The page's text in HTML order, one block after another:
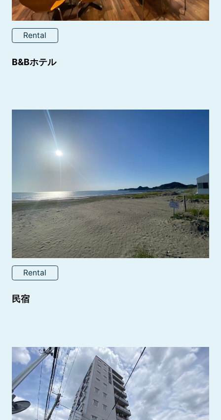
Rental
B&Bホテル
Rental
民宿